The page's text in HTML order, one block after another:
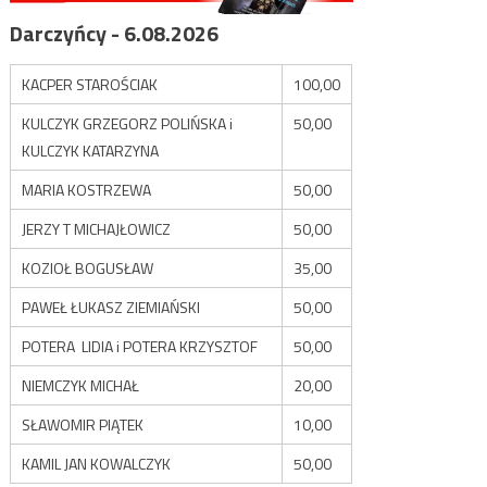
Darczyńcy - 6.08.2026
KACPER STAROŚCIAK
100,00
KULCZYK GRZEGORZ POLIŃSKA i
KULCZYK KATARZYNA
50,00
MARIA KOSTRZEWA
50,00
JERZY T MICHAJŁOWICZ
50,00
KOZIOŁ BOGUSŁAW
35,00
PAWEŁ ŁUKASZ ZIEMIAŃSKI
50,00
POTERA LIDIA i POTERA KRZYSZTOF
50,00
NIEMCZYK MICHAŁ
20,00
SŁAWOMIR PIĄTEK
10,00
KAMIL JAN KOWALCZYK
50,00